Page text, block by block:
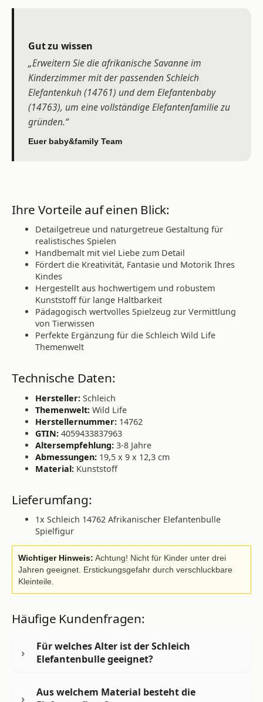
Gut zu wissen
„Erweitern Sie die afrikanische Savanne im
Kinderzimmer mit der passenden Schleich
Elefantenkuh (14761) und dem Elefantenbaby
(14763), um eine vollständige Elefantenfamilie zu
gründen.“
Euer baby&family Team
Ihre Vorteile auf einen Blick:
Detailgetreue und naturgetreue Gestaltung für
realistisches Spielen
Handbemalt mit viel Liebe zum Detail
Fördert die Kreativität, Fantasie und Motorik Ihres
Kindes
Hergestellt aus hochwertigem und robustem
Kunststoff für lange Haltbarkeit
Pädagogisch wertvolles Spielzeug zur Vermittlung
von Tierwissen
Perfekte Ergänzung für die Schleich Wild Life
Themenwelt
Technische Daten:
Hersteller: Schleich
Themenwelt: Wild Life
Herstellernummer: 14762
GTIN: 4059433837963
Altersempfehlung: 3-8 Jahre
Abmessungen: 19,5 x 9 x 12,3 cm
Material: Kunststoff
Lieferumfang:
1x Schleich 14762 Afrikanischer Elefantenbulle
Spielfigur
Wichtiger Hinweis: Achtung! Nicht für Kinder unter drei
Jahren geeignet. Erstickungsgefahr durch verschluckbare
Kleinteile.
Häufige Kundenfragen:
Für welches Alter ist der Schleich
Elefantenbulle geeignet?
Aus welchem Material besteht die